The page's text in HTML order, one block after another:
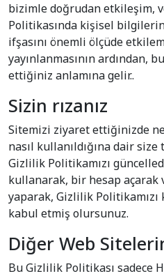
bizimle doğrudan etkileşim,
Politikasında kişisel
ifşasını önemli ölçüde
yayınlanmasının ardından,
ettiğiniz anlamına gelir..
Sizin rızanız
Sitemizi ziyaret ettiğinizde
nasıl kullanıldığına dair
Gizlilik Politikamızı
kullanarak, bir hesap açarak
yaparak, Gizlilik Politikamızı
kabul etmiş olursunuz.
Diğer Web
Bu Gizlilik Politikası sadece